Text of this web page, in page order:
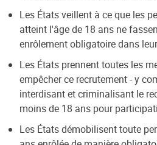
Les États veillent à ce que les
atteint l'âge de 18 ans ne
enrôlement obligatoire dans
Les États prennent toutes les
empêcher ce recrutement - y
interdisant et criminalisant le
moins de 18 ans pour
Les États démobilisent toute